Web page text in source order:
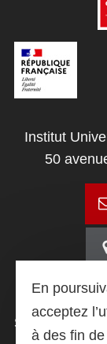
Institut
50
SUIVEZ -NOUS
En
acceptez
à des fin